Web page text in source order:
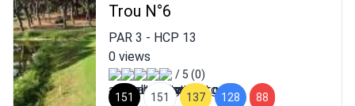
Trou N°6
PAR 3 - HCP 13
0 views
/ 5 (0)
151
151 137 128 88